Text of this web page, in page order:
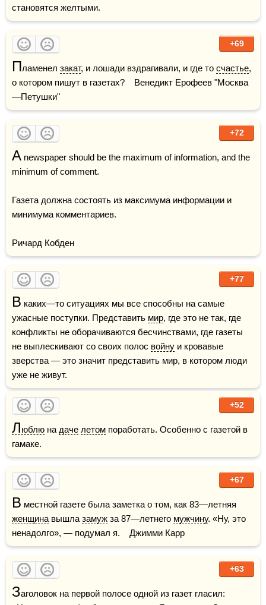
становятся желтыми.
+69
Пламенел закат, и лошади вздрагивали, и где то счастье,
о котором пишут в газетах?    Венедикт Ерофеев "Москва
—Петушки"
+72
A newspaper should be the maximum of information, and the
minimum of comment.
Газета должна состоять из максимума информации и
минимума комментариев.
Ричард Кобден
+77
В каких—то ситуациях мы все способны на самые
ужасные поступки. Представить мир, где это не так, где
конфликты не оборачиваются бесчинствами, где газеты
не выплескивают со своих полос войну и кровавые
зверства — это значит представить мир, в котором люди
уже не живут.
+52
Люблю на даче летом поработать. Особенно с газетой в
гамаке.
+67
В
женщина вышла замуж за 87—летнего мужчину. «Ну, это
ненадолго», — подумал я.    Джимми Карр
+63
Заголовок на первой полосе одной из газет гласил: